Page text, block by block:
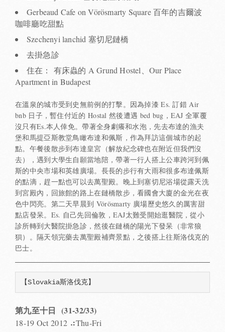
Gerbeaud Cafe on Vörösmarty Square 百年的吉爾波
咖啡廳吃甜點
Szechenyi lanchid 塞切尼鏈橋
去掛急診
住在： 有床蟲的 A Grund Hostel、Our Place
Apartment in Budapest
在溫泉的城市受到史無前例的打擊。因為掉漆 Es. 訂錯 Air
bnb 日子，暫住付近的 Hostal 然後遭遇 bed bug，EAJ 全軍覆
沒只有Es.本人倖免。帶著全身劇癢和水泡，先去布達的漁夫
堡和馬提亞斯教堂鳥瞰布達和佩斯，作為拜訪這個城市的起
點。午餐後散步到布達皇宮（解放紀念碑也在附近但我們沒
去），遇到大學生自願當地陪，帶著一行人搭上公車跨河到佩
斯的中央市場和英雄廣場。長長的步行有大雨和很多布達佩斯
的點滴，趕一點也可以去萬聖殿。晚上到塞切尼浴場從露天洗
到宮殿內，回旅館的路上在鏈橋散步，看國會大廈的金光在夜
色中閃亮。第二天早晨到 Vörösmarty 廣場歷史悠久的厲害甜
點店發呆。Es. 自己先回倫敦，EAJ太難受開始逛醫院，從小
診所轉到大醫院掛急診，然後在鏈橋的陽光下發呆（非常狼
狽）。隔天領完藥去萬聖殿補齊景點，之後搭上往斯洛伐克的
巴士。
【Slovakia斯洛伐克】
第九至十日 (31-32/33)
18-19 Oct 2012 ⠴Thu-Fri